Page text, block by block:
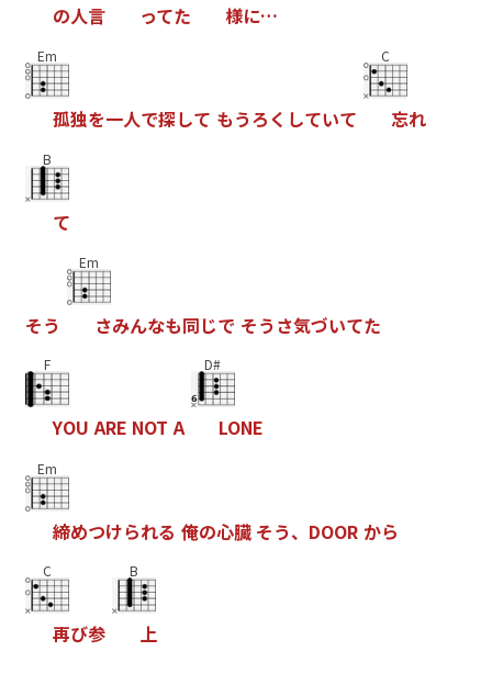
の人言 ってた 様に…
Em
孤独を一人で探して もうろ く していて
C
忘れ
B
て
そう
Em
さみんなも同じで そう さ気づいてた
F
YOU ARE NOT A
D#
LONE
Em
締めつけられる 俺の心臓 そう、 DOOR から
C
再び参
B
上